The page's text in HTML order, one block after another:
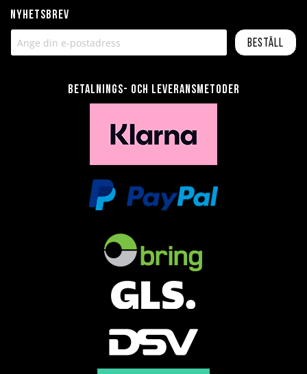
Nyhetsbrev
Beställ
Betalnings- och leveransmetoder